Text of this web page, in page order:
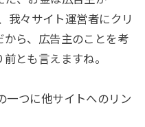
我々サイト運営者にクリ
から、広告主のことを考
とも言えますね。
一つに他サイトへのリン